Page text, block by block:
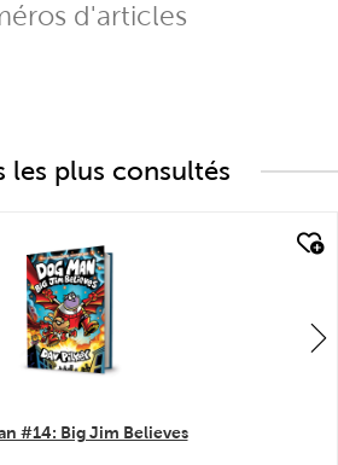
d'articles
les plus consultés
#14: Big Jim Believes